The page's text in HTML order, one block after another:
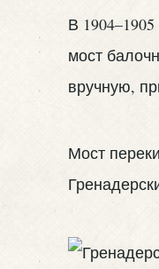
В
мост
вручную,
Мост